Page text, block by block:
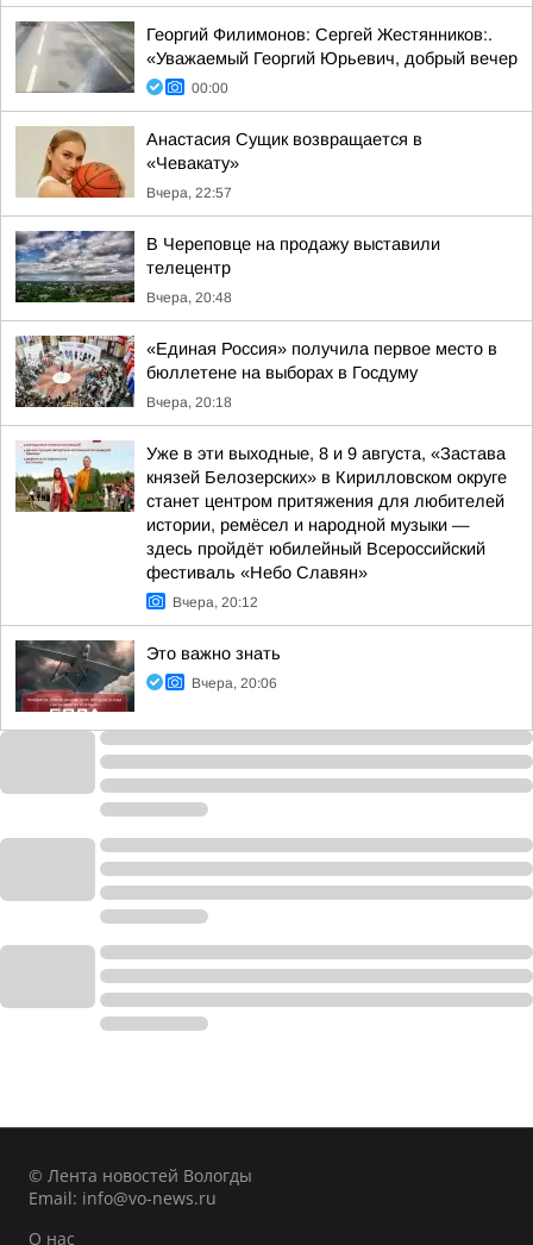
Георгий Филимонов: Сергей Жестянников:.
«Уважаемый Георгий Юрьевич, добрый вечер
00:00
Анастасия Сущик возвращается в
«Чевакату»
Вчера, 22:57
В Череповце на продажу выставили
телецентр
Вчера, 20:48
«Единая Россия» получила первое место в
бюллетене на выборах в Госдуму
Вчера, 20:18
Уже в эти выходные, 8 и 9 августа, «Застава
князей Белозерских» в Кирилловском округе
станет центром притяжения для любителей
истории, ремёсел и народной музыки —
здесь пройдёт юбилейный Всероссийский
фестиваль «Небо Славян»
Вчера, 20:12
Это важно знать
Вчера, 20:06
© Лента новостей Вологды
Email: info@vo-news.ru
О нас